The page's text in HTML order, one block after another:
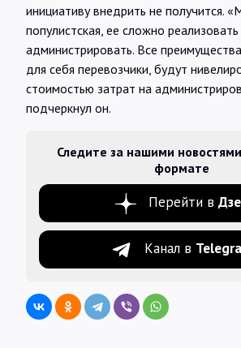
инициативу внедрить не получится.
популистская, ее сложно
администрировать. Все
для себя перевозчики, будут
стоимостью затрат на
подчеркнул он.
Следите за нашими
формате
Перейти в
Канал в